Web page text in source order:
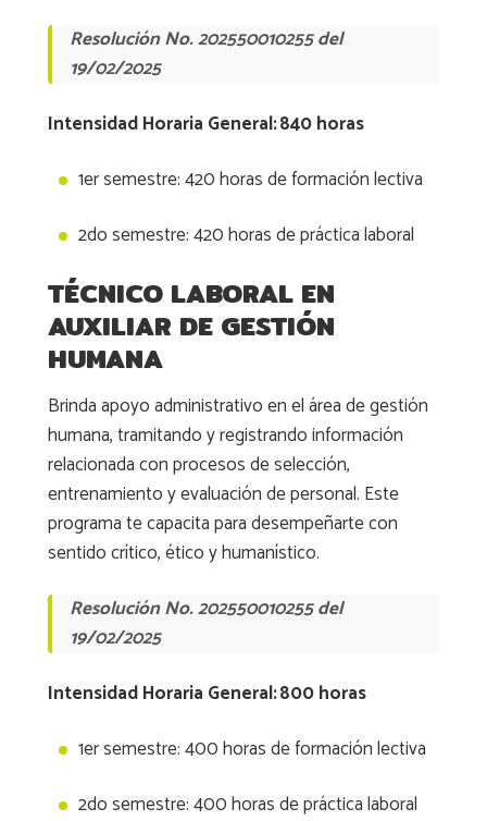
Resolución No. 202550010255 del
19/02/2025
Intensidad Horaria General: 840 horas
1er semestre: 420 horas de formación lectiva
2do semestre: 420 horas de práctica laboral
TÉCNICO LABORAL EN
AUXILIAR DE GESTIÓN
HUMANA
Brinda apoyo administrativo en el área de gestión
humana, tramitando y registrando información
relacionada con procesos de selección,
entrenamiento y evaluación de personal. Este
programa te capacita para desempeñarte con
sentido crítico, ético y humanístico.
Resolución No. 202550010255 del
19/02/2025
Intensidad Horaria General: 800 horas
1er semestre: 400 horas de formación lectiva
2do semestre: 400 horas de práctica laboral